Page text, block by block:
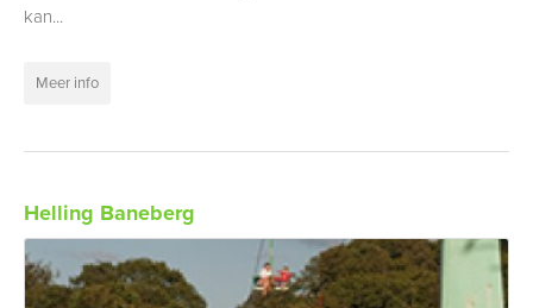
kan...
Meer info
Helling Baneberg